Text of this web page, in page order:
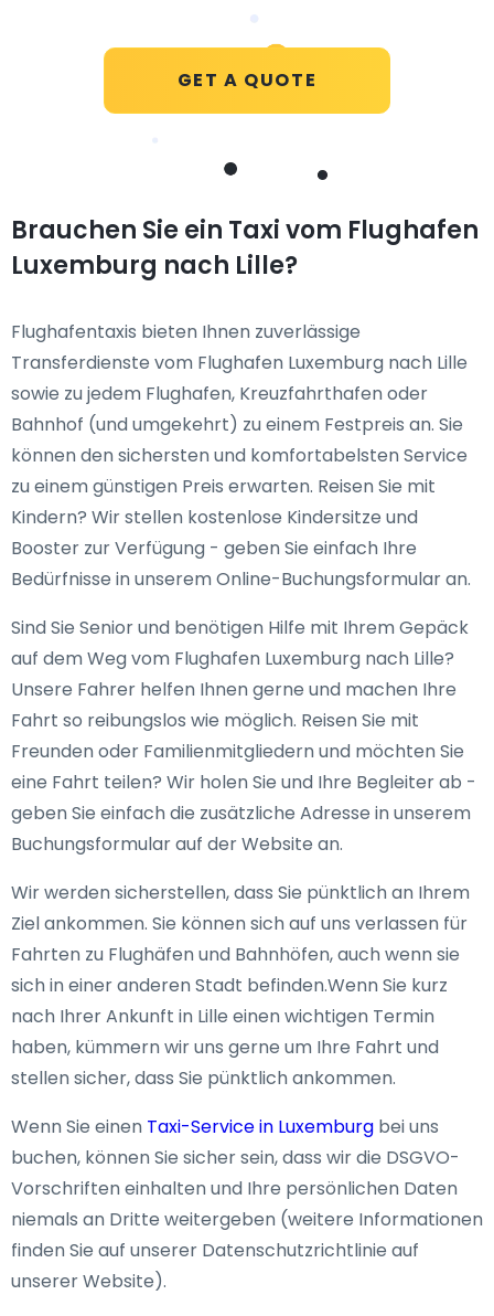
GET A QUOTE
Brauchen Sie ein Taxi vom Flughafen
Luxemburg nach Lille?
Flughafentaxis bieten Ihnen zuverlässige
Transferdienste vom Flughafen Luxemburg nach Lille
sowie zu jedem Flughafen, Kreuzfahrthafen oder
Bahnhof (und umgekehrt) zu einem Festpreis an. Sie
können den sichersten und komfortabelsten Service
zu einem günstigen Preis erwarten. Reisen Sie mit
Kindern? Wir stellen kostenlose Kindersitze und
Booster zur Verfügung - geben Sie einfach Ihre
Bedürfnisse in unserem Online-Buchungsformular an.
Sind Sie Senior und benötigen Hilfe mit Ihrem Gepäck
auf dem Weg vom Flughafen Luxemburg nach Lille?
Unsere Fahrer helfen Ihnen gerne und machen Ihre
Fahrt so reibungslos wie möglich. Reisen Sie mit
Freunden oder Familienmitgliedern und möchten Sie
eine Fahrt teilen? Wir holen Sie und Ihre Begleiter ab -
geben Sie einfach die zusätzliche Adresse in unserem
Buchungsformular auf der Website an.
Wir werden sicherstellen, dass Sie pünktlich an Ihrem
Ziel ankommen. Sie können sich auf uns verlassen für
Fahrten zu Flughäfen und Bahnhöfen, auch wenn sie
sich in einer anderen Stadt befinden.Wenn Sie kurz
nach Ihrer Ankunft in Lille einen wichtigen Termin
haben, kümmern wir uns gerne um Ihre Fahrt und
stellen sicher, dass Sie pünktlich ankommen.
Wenn Sie einen Taxi-Service in Luxemburg bei uns
buchen, können Sie sicher sein, dass wir die DSGVO-
Vorschriften einhalten und Ihre persönlichen Daten
niemals an Dritte weitergeben (weitere Informationen
finden Sie auf unserer Datenschutzrichtlinie auf
unserer Website).